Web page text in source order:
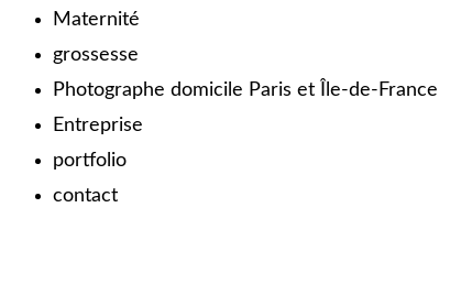
Maternité
grossesse
Photographe domicile Paris et Île-de-France
Entreprise
portfolio
contact